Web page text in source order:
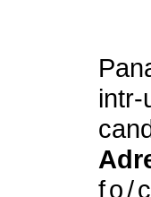
intr-
f o /